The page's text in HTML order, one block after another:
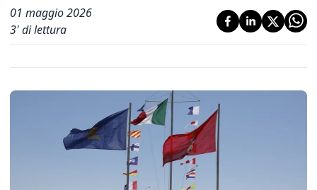
01 maggio 2026
3' di lettura